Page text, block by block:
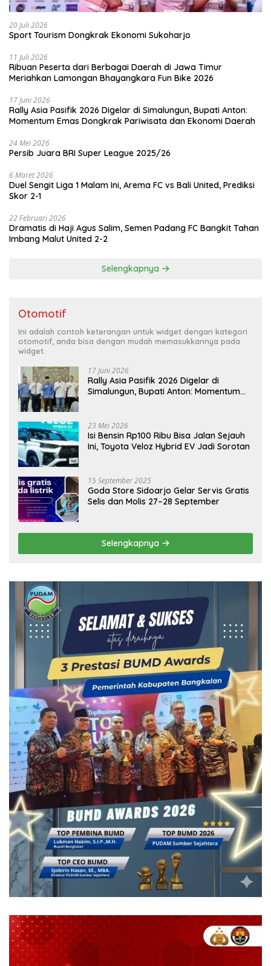
20 Juli 2026
Sport Tourism Dongkrak Ekonomi Sukoharjo
11 Juli 2026
Ribuan Peserta dari Berbagai Daerah di Jawa Timur
Meriahkan Lamongan Bhayangkara Fun Bike 2026
17 Juni 2026
Rally Asia Pasifik 2026 Digelar di Simalungun, Bupati Anton:
Momentum Emas Dongkrak Pariwisata dan Ekonomi Daerah
24 Mei 2026
Persib Juara BRI Super League 2025/26
6 Maret 2026
Duel Sengit Liga 1 Malam Ini, Arema FC vs Bali United, Prediksi
Skor 2-1
22 Februari 2026
Dramatis di Haji Agus Salim, Semen Padang FC Bangkit Tahan
Imbang Malut United 2-2
Selengkapnya
Otomotif
Ini adalah contoh keterangan untuk widget dengan kategori
otomotif, anda bisa dengan mudah memasukkannya pada
widget.
17 Juni 2026
Rally Asia Pasifik 2026 Digelar di
Simalungun, Bupati Anton: Momentum
23 Mei 2026
Isi Bensin Rp100 Ribu Bisa Jalan Sejauh
Ini, Toyota Veloz Hybrid EV Jadi Sorotan
15 September 2025
Goda Store Sidoarjo Gelar Servis Gratis
Selis dan Molis 27–28 September
Selengkapnya